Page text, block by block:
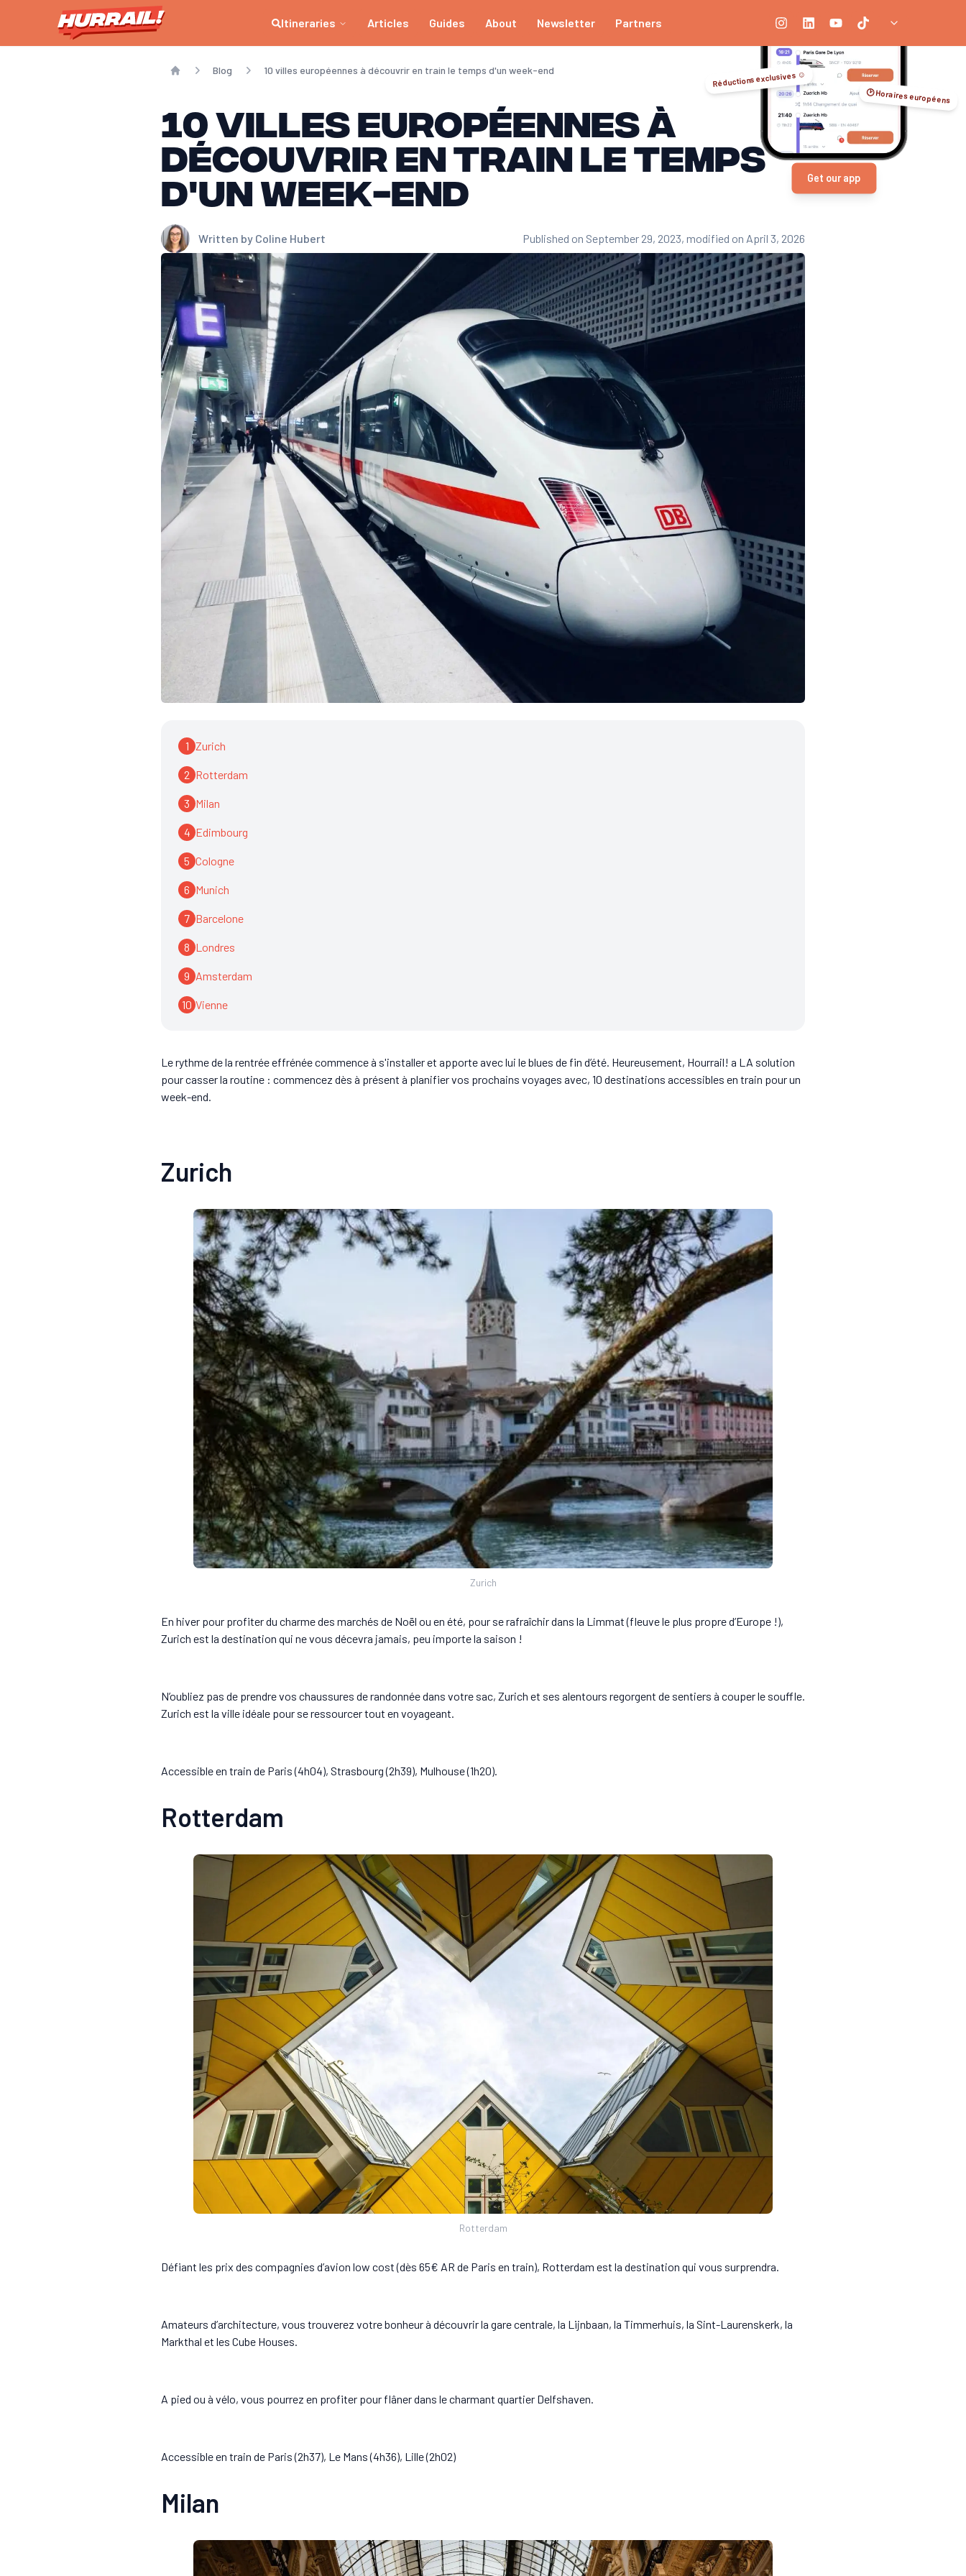
Itineraries Articles Guides About Newsletter Partners
Blog 10 villes européennes à découvrir en train le temps d'un week-end Réductions exclusives ☺️
🕑 Horaires européens
Get our app
10 villes européennes à
découvrir en train le temps
d'un week-end
Written by Coline Hubert Published on September 29, 2023, modified on April 3, 2026
1 Zurich
2 Rotterdam
3 Milan
4 Edimbourg
5 Cologne
6 Munich
7 Barcelone
8 Londres
9 Amsterdam
10 Vienne
Le rythme de la rentrée effrénée commence à s'installer et apporte avec lui le blues de fin d’été. Heureusement, Hourrail! a LA solution
pour casser la routine : commencez dès à présent à planifier vos prochains voyages avec, 10 destinations accessibles en train pour un
week-end.
Zurich
Zurich
En hiver pour profiter du charme des marchés de Noël ou en été, pour se rafraîchir dans la Limmat (fleuve le plus propre d’Europe !),
Zurich est la destination qui ne vous décevra jamais, peu importe la saison !
N’oubliez pas de prendre vos chaussures de randonnée dans votre sac, Zurich et ses alentours regorgent de sentiers à couper le souffle.
Zurich est la ville idéale pour se ressourcer tout en voyageant.
Accessible en train de Paris (4h04), Strasbourg (2h39), Mulhouse (1h20).
Rotterdam
Rotterdam
Défiant les prix des compagnies d’avion low cost (dès 65€ AR de Paris en train), Rotterdam est la destination qui vous surprendra.
Amateurs d’architecture, vous trouverez votre bonheur à découvrir la gare centrale, la Lijnbaan, la Timmerhuis, la Sint-Laurenskerk, la
Markthal et les Cube Houses.
A pied ou à vélo, vous pourrez en profiter pour flâner dans le charmant quartier Delfshaven.
Accessible en train de Paris (2h37), Le Mans (4h36), Lille (2h02)
Milan